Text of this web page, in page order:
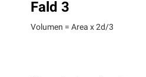
Fald 3
Volumen = Area x 2d/3